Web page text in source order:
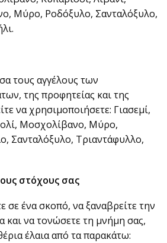
Μύρο, Ροδόξυλο, Σανταλόξυλο,
τους αγγέλους των
της προφητείας και της
να χρησιμοποιήσετε: Γιασεμί,
Μοσχολίβανο, Μύρο,
Σανταλόξυλο, Τριαντάφυλλο,
στόχους σας
σε ένα σκοπό, να ξαναβρείτε την
και να τονώσετε τη μνήμη σας,
έλαια από τα παρακάτω: